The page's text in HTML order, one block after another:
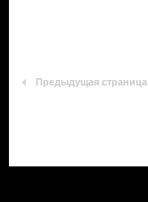
Предыдущая страница